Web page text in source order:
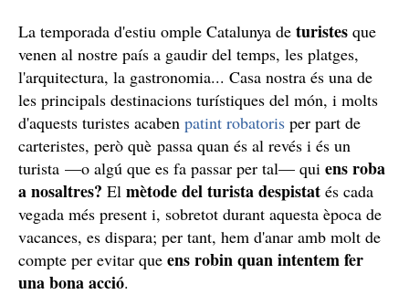
La temporada d'estiu omple Catalunya de turistes que
venen al nostre país a gaudir del temps, les platges,
l'arquitectura, la gastronomia... Casa nostra és una de
les principals destinacions turístiques del món, i molts
d'aquests turistes acaben patint robatoris per part de
carteristes, però què passa quan és al revés i és un
turista —o algú que es fa passar per tal— qui ens roba
a nosaltres? El mètode del turista despistat és cada
vegada més present i, sobretot durant aquesta època de
vacances, es dispara; per tant, hem d'anar amb molt de
compte per evitar que ens robin quan intentem fer
una bona acció.